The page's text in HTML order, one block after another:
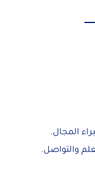
المجال.
والتواصل.